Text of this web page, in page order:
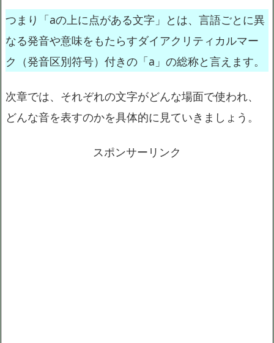
つまり「aの上に点がある文字」とは、言語ごとに異
なる発音や意味をもたらすダイアクリティカルマー
ク（発音区別符号）付きの「a」の総称と言えます。
次章では、それぞれの文字がどんな場面で使われ、
どんな音を表すのかを具体的に見ていきましょう。
スポンサーリンク